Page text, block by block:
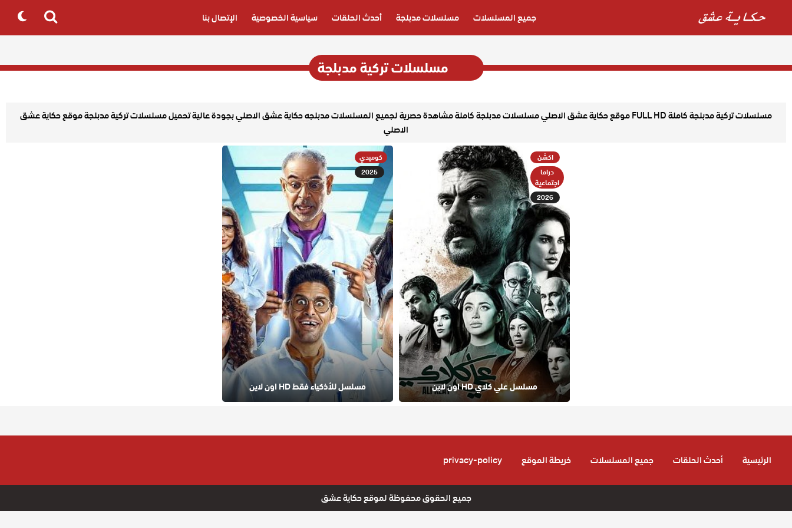
جميع المسلسلات مسلسلات مدبلجة أحدث الحلقات سياسية الخصوصية الإتصال بنا
Search
مسلسلات تركية مدبلجة
مسلسلات تركية مدبلجة كاملة FULL HD موقع حكاية عشق الاصلي مسلسلات مدبلجة كاملة مشاهدة حصرية لجميع المسلسلات مدبلجه حكاية عشق الاصلي بجودة عالية تحميل مسلسلات تركية مدبلجة موقع حكاية عشق
الاصلي
مسلسل علي كلاي HD اون لاين
اكشن
دراما
اجتماعية
2026
مسلسل للأذكياء فقط HD اون لاين
كوميدي
2025
الرئيسية أحدث الحلقات جميع المسلسلات خريطة الموقع privacy-policy
جميع الحقوق محفوظة لموقع حكاية عشق